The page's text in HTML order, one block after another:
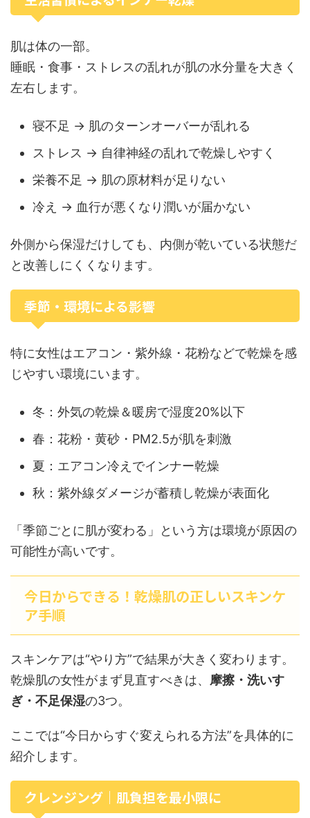
肌は体の一部。
睡眠・食事・ストレスの乱れが肌の水分量を大きく
左右します。
寝不足 → 肌のターンオーバーが乱れる
ストレス → 自律神経の乱れで乾燥しやすく
栄養不足 → 肌の原材料が足りない
冷え → 血行が悪くなり潤いが届かない
外側から保湿だけしても、内側が乾いている状態だ
と改善しにくくなります。
季節・環境による影響
特に女性はエアコン・紫外線・花粉などで乾燥を感
じやすい環境にいます。
冬：外気の乾燥＆暖房で湿度20%以下
春：花粉・黄砂・PM2.5が肌を刺激
夏：エアコン冷えでインナー乾燥
秋：紫外線ダメージが蓄積し乾燥が表面化
「季節ごとに肌が変わる」という方は環境が原因の
可能性が高いです。
今日からできる！乾燥肌の正しいスキンケ
ア手順
スキンケアは“やり方”で結果が大きく変わります。
乾燥肌の女性がまず見直すべきは、 摩擦・洗いす
ぎ・不足保湿の3つ。
ここでは“今日からすぐ変えられる方法”を具体的に
紹介します。
クレンジング｜肌負担を最小限に